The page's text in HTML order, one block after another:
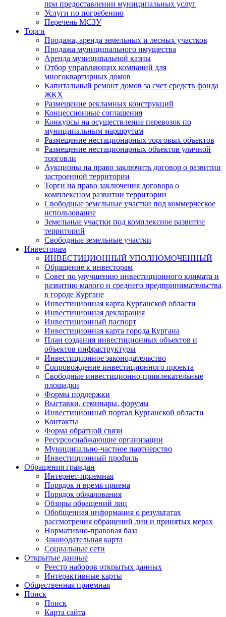
при предоставлении муниципальных услуг
Услуги по погребению
Перечень МСЗУ
Торги
Продажа, аренда земельных и лесных участков
Продажа муниципального имущества
Аренда муниципальной казны
Отбор управляющих компаний для
многоквартирных домов
Капитальный ремонт домов за счет средств фонда
ЖКХ
Размещение рекламных конструкций
Концессионные соглашения
Конкурсы на осуществление перевозок по
муниципальным маршрутам
Размещение нестационарных торговых объектов
Размещение нестационарных объектов уличной
торговли
Аукционы на право заключить договор о развитии
застроенной территории
Торги на право заключения договора о
комплексном развитии территории
Свободные земельные участки под коммерческое
использование
Земельные участки под комплексное развитие
территорий
Свободные земельные участки
Инвесторам
ИНВЕСТИЦИОННЫЙ УПОЛНОМОЧЕННЫЙ
Обращение к инвесторам
Совет по улучшению инвестиционного климата и
развитию малого и среднего предпринимательства
в городе Кургане
Инвестиционная карта Курганской области
Инвестиционная декларация
Инвестиционный паспорт
Инвестиционная карта города Кургана
План создания инвестиционных объектов и
объектов инфраструктуры
Инвестиционное законодательство
Сопровождение инвестиционного проекта
Свободные инвестиционно-привлекательные
площадки
Формы поддержки
Выставки, семинары, форумы
Инвестиционный портал Курганской области
Контакты
Форма обратной связи
Ресурсоснабжающие организации
Муниципально-частное партнерство
Инвестиционный профиль
Обращения граждан
Интернет-приемная
Порядок и время приема
Порядок обжалования
Обзоры обращений лиц
Обобщенная информация о результатах
рассмотрения обращений лиц и принятых мерах
Нормативно-правовая база
Законодательная карта
Социальные сети
Открытые данные
Реестр наборов открытых данных
Интерактивные карты
Общественная приемная
Поиск
Поиск
Карта сайта